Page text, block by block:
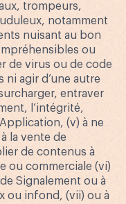
trompeurs,
notamment
nuisant au bon
ou
de virus ou de code
ni agir d’une autre
entraver
l’intégrité,
(v) à ne
la vente de
de contenus à
ou commerciale (vi)
Signalement ou à
ou infond, (vii) ou à